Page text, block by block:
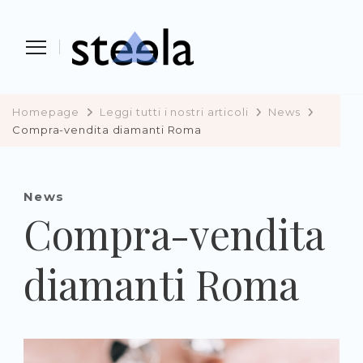
Homepage Leggi tutti i nostri articoli
News
Compra-vendita diamanti Roma
News
Compra-vendita
diamanti Roma